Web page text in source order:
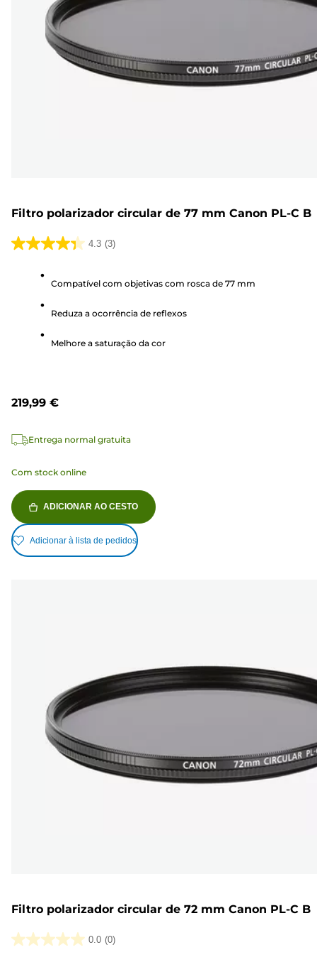
Filtro polarizador circular de 77 mm Canon PL-C B
4.3 (3)
4.3
estrelas.
análises
Compatível com objetivas com rosca de 77 mm
Reduza a ocorrência de reflexos
Melhore a saturação da cor
219,99 €
Entrega normal gratuita
Com stock online
ADICIONAR AO CESTO
Adicionar à lista de pedidos
Filtro polarizador circular de 72 mm Canon PL-C B
0.0 (0)
0.0